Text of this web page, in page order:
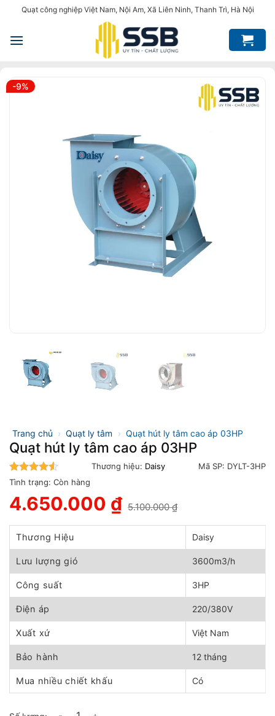
nội
Quạt công nghiệp Việt Nam, Nội Am, Xã Liên Ninh, Thanh Trì, Hà Nội
-9%
Trang chủ › Quạt ly tâm › Quạt hút ly tâm cao áp 03HP
Quạt hút ly tâm cao áp 03HP
4.5trên 5
Thương hiệu: Daisy Mã SP: DYLT-3HP
Tình trạng: Còn hàng
5.100.000₫
gốc
là:
5.100.000 ₫.
4.650.000 ₫
hiện
tại
4.650.000 ₫.
Thương Hiệu Daisy
Lưu lượng gió 3600m3/h
Công suất 3HP
Điện áp 220/380V
Xuất xứ Việt Nam
Bảo hành 12 tháng
Mua nhiều chiết khấu Có
Quạt hút ly tâm cao áp 03HP số lượng